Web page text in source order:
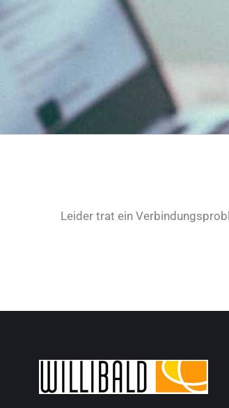
Leider trat ein